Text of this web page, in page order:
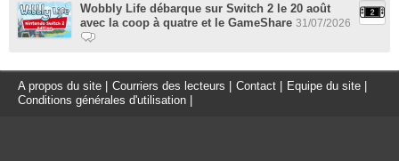
Wobbly Life débarque sur Switch 2 le 20 août
avec la coop à quatre et le GameShare 31/07/2026
A propos du site Courriers des lecteurs Contact Equipe du site
Conditions générales d'utilisation